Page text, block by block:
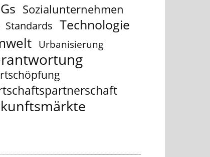
Sozialunternehmen
Standards Technologie
Urbanisierung